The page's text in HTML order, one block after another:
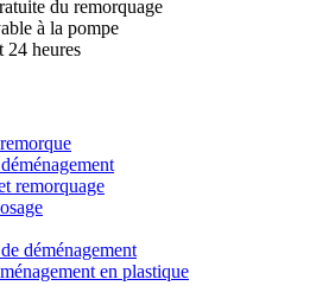
du remorquage
à la pompe
24 heures
remorquage
déménagement
en plastique